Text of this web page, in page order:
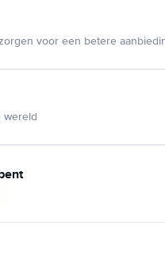
voor een betere
wereld